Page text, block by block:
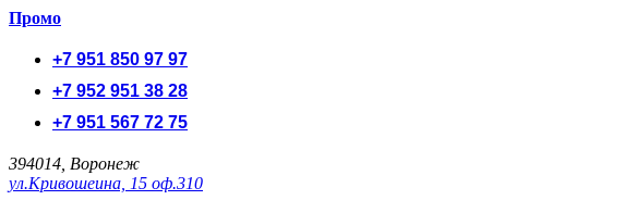
Промо
+7 951 850 97 97
+7 952 951 38 28
+7 951 567 72 75
394014, Воронеж
ул.Кривошеина, 15 оф.310